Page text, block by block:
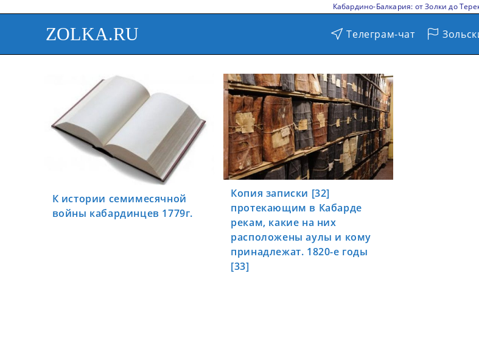
Кабардино-Балкария: от Золки до
ZOLKA.RU Телеграм-чат
К истории семимесячной
войны кабардинцев 1779г.
Копия записки [32]
протекающим в Кабарде
рекам, какие на них
расположены аулы и кому
принадлежат. 1820-е годы
[33]